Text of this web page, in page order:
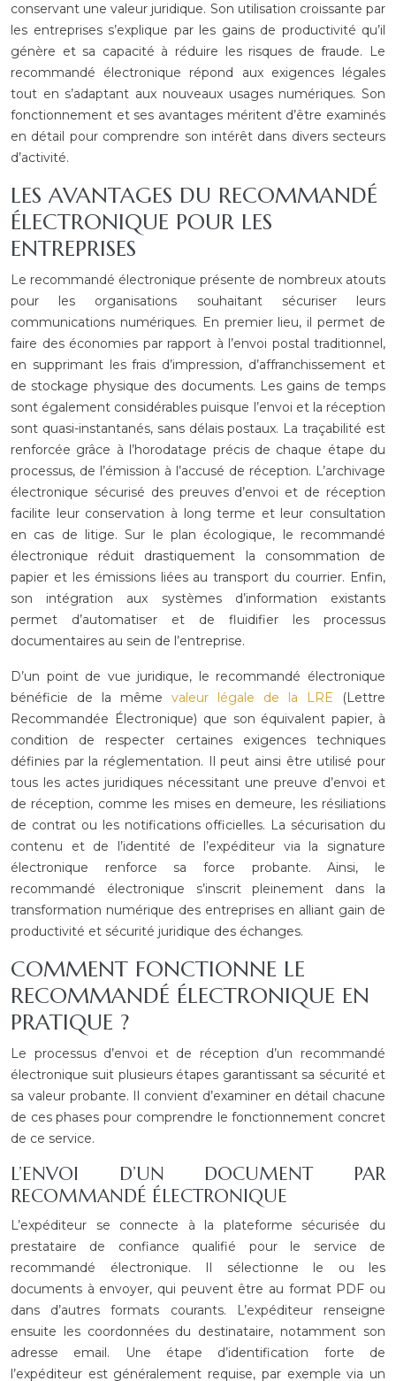
conservant une valeur juridique. Son utilisation croissante par
les entreprises s’explique par les gains de productivité qu’il
génère et sa capacité à réduire les risques de fraude. Le
recommandé électronique répond aux exigences légales
tout en s’adaptant aux nouveaux usages numériques. Son
fonctionnement et ses avantages méritent d’être examinés
en détail pour comprendre son intérêt dans divers secteurs
d’activité.
LES AVANTAGES DU RECOMMANDÉ
ÉLECTRONIQUE POUR LES
ENTREPRISES
Le recommandé électronique présente de nombreux atouts
pour les organisations souhaitant sécuriser leurs
communications numériques. En premier lieu, il permet de
faire des économies par rapport à l’envoi postal traditionnel,
en supprimant les frais d’impression, d’affranchissement et
de stockage physique des documents. Les gains de temps
sont également considérables puisque l’envoi et la réception
sont quasi-instantanés, sans délais postaux. La traçabilité est
renforcée grâce à l’horodatage précis de chaque étape du
processus, de l’émission à l’accusé de réception. L’archivage
électronique sécurisé des preuves d’envoi et de réception
facilite leur conservation à long terme et leur consultation
en cas de litige. Sur le plan écologique, le recommandé
électronique réduit drastiquement la consommation de
papier et les émissions liées au transport du courrier. Enfin,
son intégration aux systèmes d’information existants
permet d’automatiser et de fluidifier les processus
documentaires au sein de l’entreprise.
D’un point de vue juridique, le recommandé électronique
bénéficie de la même valeur légale de la LRE (Lettre
Recommandée Électronique) que son équivalent papier, à
condition de respecter certaines exigences techniques
définies par la réglementation. Il peut ainsi être utilisé pour
tous les actes juridiques nécessitant une preuve d’envoi et
de réception, comme les mises en demeure, les résiliations
de contrat ou les notifications officielles. La sécurisation du
contenu et de l’identité de l’expéditeur via la signature
électronique renforce sa force probante. Ainsi, le
recommandé électronique s’inscrit pleinement dans la
transformation numérique des entreprises en alliant gain de
productivité et sécurité juridique des échanges.
COMMENT FONCTIONNE LE
RECOMMANDÉ ÉLECTRONIQUE EN
PRATIQUE ?
Le processus d’envoi et de réception d’un recommandé
électronique suit plusieurs étapes garantissant sa sécurité et
sa valeur probante. Il convient d’examiner en détail chacune
de ces phases pour comprendre le fonctionnement concret
de ce service.
L’ENVOI D’UN DOCUMENT PAR
RECOMMANDÉ ÉLECTRONIQUE
L’expéditeur se connecte à la plateforme sécurisée du
prestataire de confiance qualifié pour le service de
recommandé électronique. Il sélectionne le ou les
documents à envoyer, qui peuvent être au format PDF ou
dans d’autres formats courants. L’expéditeur renseigne
ensuite les coordonnées du destinataire, notamment son
adresse email. Une étape d’identification forte de
l’expéditeur est généralement requise, par exemple via un